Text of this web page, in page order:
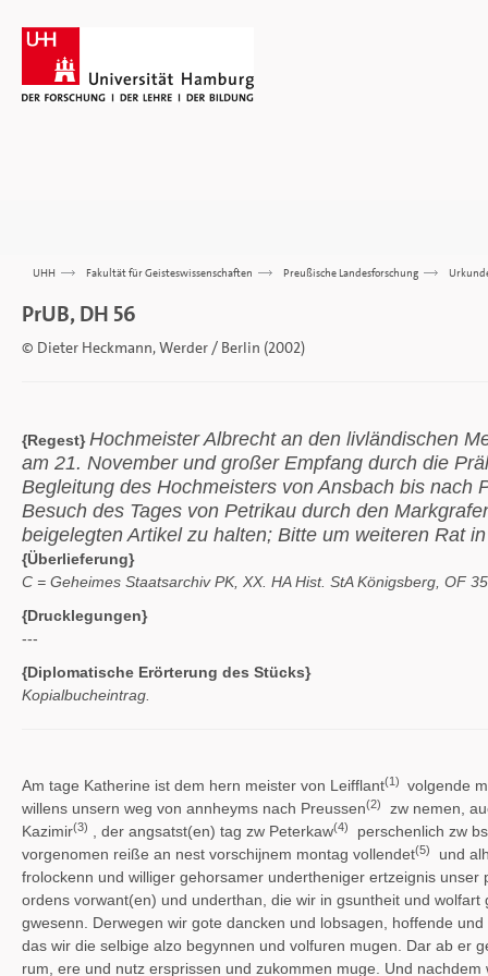
UHH >>> Fakultät für Geisteswissenschaften >>> Preußische Landesforschung >>>
PrUB, DH 56
© Dieter Heckmann, Werder / Berlin (2002)
{Regest} Hochmeister Albrecht an den livländischen
am 21. November und großer Empfang durch die
Begleitung des Hochmeisters von Ansbach bis nach
Besuch des Tages von Petrikau durch den
beigelegten Artikel zu halten; Bitte um weiteren Rat
{Überlieferung}
C = Geheimes Staatsarchiv PK, XX. HA Hist. StA Königsberg, OF
{Drucklegungen}
---
{Diplomatische Erörterung des Stücks}
Kopialbucheintrag.
Am tage Katherine ist dem hern meister von Leifflant(1)
volgende
willens unsern weg von annheyms nach Preussen(2)
zw nemen,
Kazimir(3) , der angsatst(en) tag zw Peterkaw(4)
perschenlich zw
vorgenomen reiße an nest vorschijnem montag vollendet(5)
und
frolockenn und williger gehorsamer undertheniger ertzeignis
ordens vorwant(en) und underthan, die wir in gsuntheit und
gwesenn. Derwegen wir gote dancken und lobsagen, hoffende
das wir die selbige alzo begynnen und volfuren mugen. Dar ab er
rum, ere und nutz ersprissen und zukommen muge. Und